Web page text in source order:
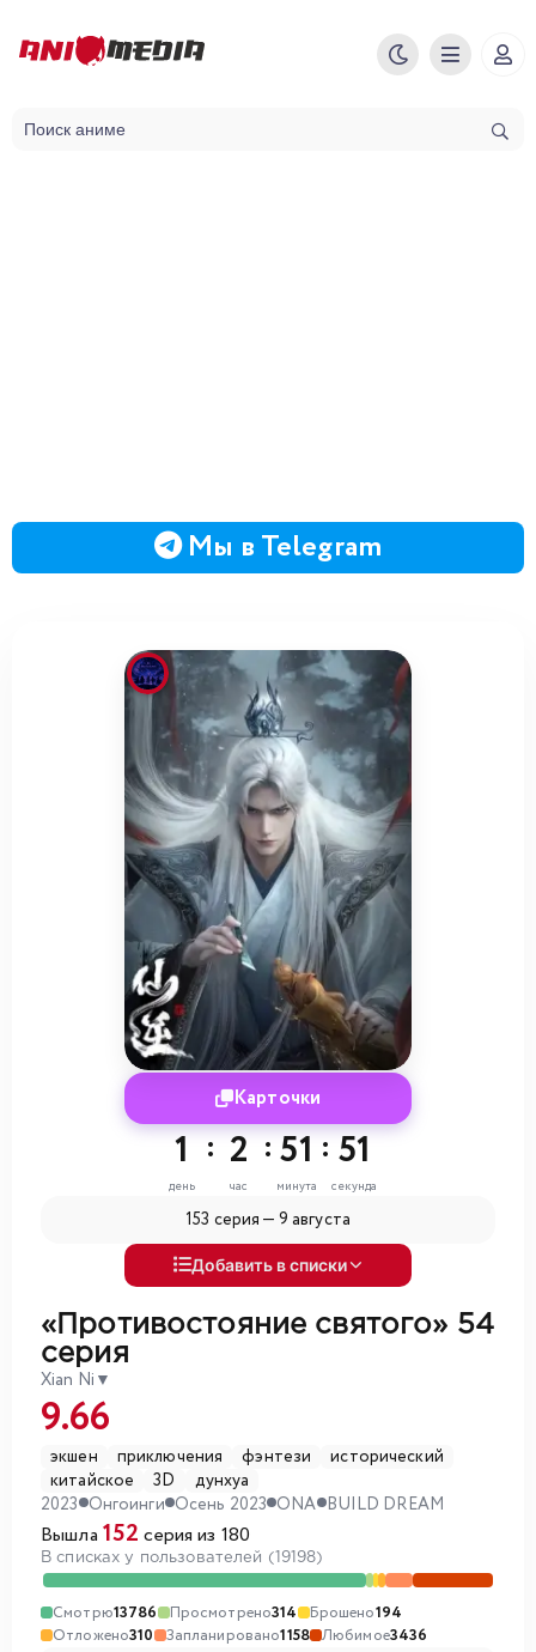
Мы в Telegram
Карточки
1
день
: 2
час
:51
минута
:50
секунда
153 серия — 9 августа
Добавить в списки
«Противостояние святого» 54
серия
Xian Ni ▼
9.66
экшен приключения фэнтези
исторический
китайское
3D
дунхуа
2023 Онгоинги Осень 2023 ONA BUILD DREAM
Вышла 152 серия из 180
В списках у пользователей (19198)
Смотрю13786 Просмотрено314 Брошено194
Отложено310 Запланировано1158 Любимое3436